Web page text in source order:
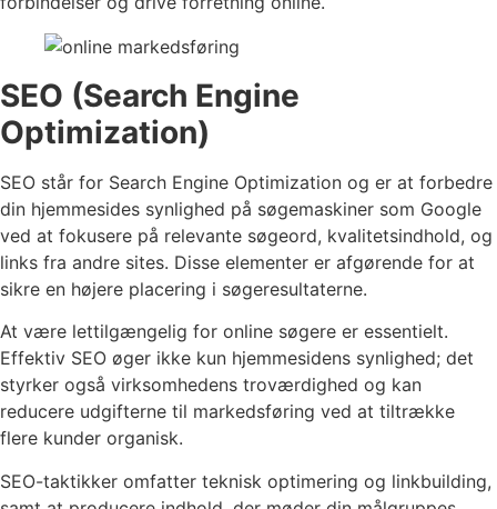
SEO (Search Engine
Optimization)
SEO står for Search Engine Optimization og er at forbedre
din hjemmesides synlighed på søgemaskiner som Google
ved at fokusere på relevante søgeord, kvalitetsindhold, og
links fra andre sites. Disse elementer er afgørende for at
sikre en højere placering i søgeresultaterne.
At være lettilgængelig for online søgere er essentielt.
Effektiv SEO øger ikke kun hjemmesidens synlighed; det
styrker også virksomhedens troværdighed og kan
reducere udgifterne til markedsføring ved at tiltrække
flere kunder organisk.
SEO-taktikker omfatter teknisk optimering og linkbuilding,